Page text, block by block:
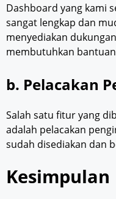
Dashboard yang kami
sangat lengkap dan
menyediakan
membutuhkan
b. Pelacakan
Salah satu fitur yang
adalah pelacakan
sudah disediakan dan
Kesimpulan